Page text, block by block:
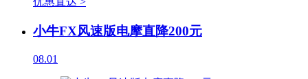
小牛FX风速版电摩直降200元
08.01